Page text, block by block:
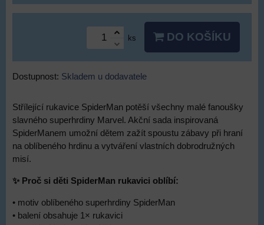
ks DO KOŠÍKU
Dostupnost: Skladem u dodavatele
Střílející rukavice SpiderMan potěší všechny malé fanoušky
slavného superhrdiny Marvel. Akční sada inspirovaná
SpiderManem umožní dětem zažít spoustu zábavy při hraní
na oblíbeného hrdinu a vytváření vlastních dobrodružných
misí.
✨ Proč si děti SpiderMan rukavici oblíbí:
• motiv oblíbeného superhrdiny SpiderMan
• balení obsahuje 1× rukavici